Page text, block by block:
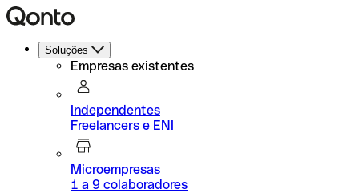
Soluções
Empresas existentes
Independentes
Freelancers e ENI
Microempresas
1 a 9 colaboradores